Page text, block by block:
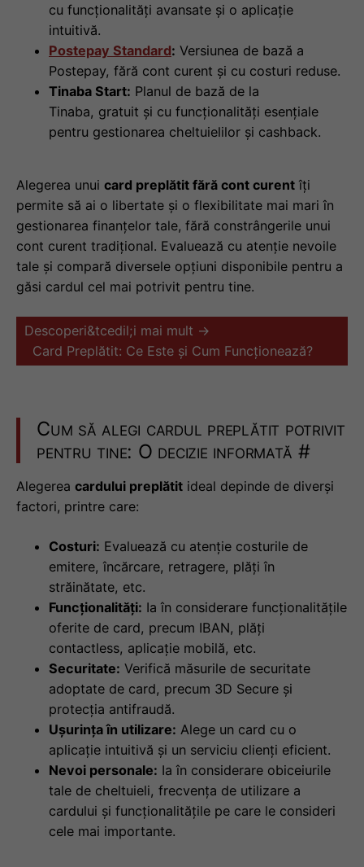
cu funcționalități avansate și o aplicație
intuitivă.
Postepay Standard: Versiunea de bază a
Postepay, fără cont curent și cu costuri reduse.
Tinaba Start: Planul de bază de la
Tinaba, gratuit și cu funcționalități esențiale
pentru gestionarea cheltuielilor și cashback.
Alegerea unui card preplătit fără cont curent îți
permite să ai o libertate și o flexibilitate mai mari în
gestionarea finanțelor tale, fără constrângerile unui
cont curent tradițional. Evaluează cu atenție nevoile
tale și compară diversele opțiuni disponibile pentru a
găsi cardul cel mai potrivit pentru tine.
Descoperi&tcedil;i mai mult →
Card Preplătit: Ce Este și Cum Funcționează?
Cum să alegi cardul preplătit potrivit
pentru tine: O decizie informată #
Alegerea cardului preplătit ideal depinde de diverși
factori, printre care:
Costuri: Evaluează cu atenție costurile de
emitere, încărcare, retragere, plăți în
străinătate, etc.
Funcționalități: Ia în considerare funcționalitățile
oferite de card, precum IBAN, plăți
contactless, aplicație mobilă, etc.
Securitate: Verifică măsurile de securitate
adoptate de card, precum 3D Secure și
protecția antifraudă.
Ușurința în utilizare: Alege un card cu o
aplicație intuitivă și un serviciu clienți eficient.
Nevoi personale: Ia în considerare obiceiurile
tale de cheltuieli, frecvența de utilizare a
cardului și funcționalitățile pe care le consideri
cele mai importante.